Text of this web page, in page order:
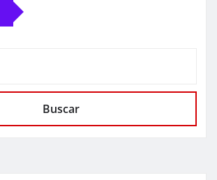
Buscar